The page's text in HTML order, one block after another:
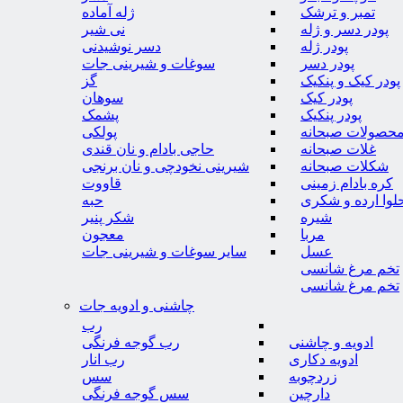
تمبر و ترشک
پودر دسر و ژله
پودر ژله
پودر دسر
پودر کیک و پنکیک
پودر کیک
پودر پنکیک
صبحانه
غلات صبحانه
شکلات صبحانه
کره بادام زمینی
ارده و شکری
شیره
مربا
عسل
تخم مرغ شانسی
تخم مرغ شانسی
ژله آماده
نی شیر
دسر نوشیدنی
سوغات و شیرینی جات
گز
سوهان
پشمک
پولکی
حاجی بادام و نان قندی
شیرینی نخودچی و نان برنجی
قاووت
حبه
شکر پنیر
معجون
سایر سوغات و شیرینی جات
چاشنی و ادویه جات
ادویه و چاشنی
ادویه دکاری
زردچوبه
دارچین
رب
رب گوجه فرنگی
رب انار
سس
سس گوجه فرنگی